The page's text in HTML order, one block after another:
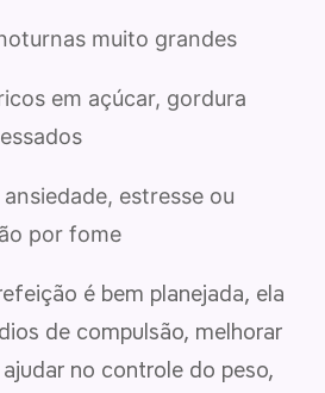
muito grandes
em açúcar, gordura
estresse ou
por fome
é bem planejada, ela
de compulsão, melhorar
no controle do peso,